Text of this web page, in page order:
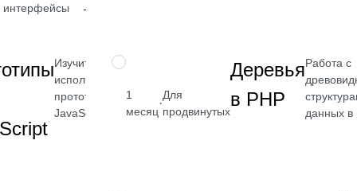
интерфейсы
→
Изучите, как
использовать
прототипы в
JavaScript
₽
НАВЫК
1
месяц
·
Для
продвинутых
Деревья
в PHP
Работа с
данных в